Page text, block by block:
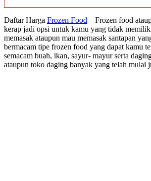
Daftar Harga Frozen Food – Frozen food
kerap jadi opsi untuk kamu yang tidak
memasak ataupun mau memasak santapan
bermacam tipe frozen food yang dapat kamu
semacam buah, ikan, sayur- mayur serta
ataupun toko daging banyak yang telah mulai